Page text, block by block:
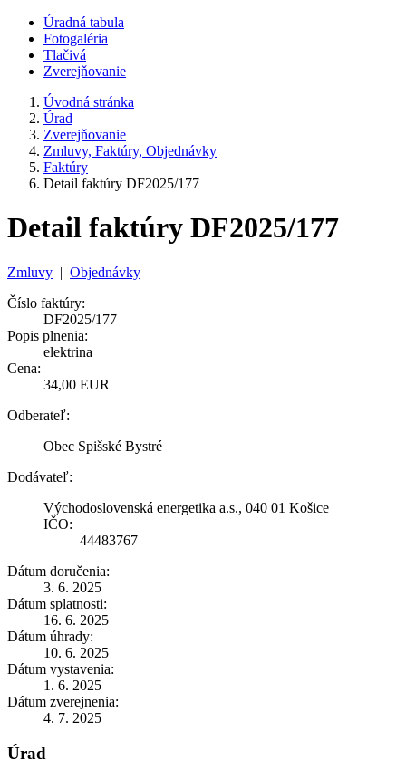
Úradná tabula
Fotogaléria
Tlačivá
Zverejňovanie
Úvodná stránka
Úrad
Zverejňovanie
Zmluvy, Faktúry, Objednávky
Faktúry
Detail faktúry DF2025/177
Detail faktúry DF2025/177
Zmluvy | Objednávky
Číslo faktúry:
DF2025/177
Popis plnenia:
elektrina
Cena:
34,00 EUR
Odberateľ:
Obec Spišské Bystré
Dodávateľ:
Východoslovenská energetika a.s., 040 01 Košice
IČO:
44483767
Dátum doručenia:
3. 6. 2025
Dátum splatnosti:
16. 6. 2025
Dátum úhrady:
10. 6. 2025
Dátum vystavenia:
1. 6. 2025
Dátum zverejnenia:
4. 7. 2025
Úrad